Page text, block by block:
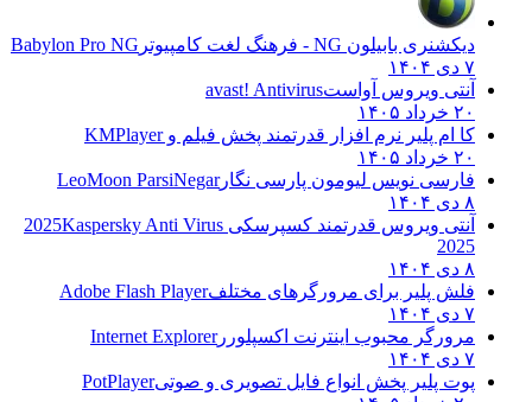
دیکشنری بابیلون NG - فرهنگ لغت کامپیوتر
Babylon Pro NG
۷ دی ۱۴۰۴
آنتی ویروس آواستavast! Antivirus
۲۰ خرداد ۱۴۰۵
کا ام پلیر نرم افزار قدرتمند پخش فیلم وKMPlayer
۲۰ خرداد ۱۴۰۵
فارسی نویس لیومون پارسی نگارLeoMoon ParsiNegar
۸ دی ۱۴۰۴
آنتی ویروس قدرتمند کسپرسکی 2025 Kaspersky Anti Virus
2025
۸ دی ۱۴۰۴
فلش پلیر برای مرورگرهای مختلفAdobe Flash Player
۷ دی ۱۴۰۴
مرورگر محبوب اینترنت اکسپلوررInternet Explorer
۷ دی ۱۴۰۴
پوت پلیر پخش انواع فایل تصویری و صوتیPotPlayer